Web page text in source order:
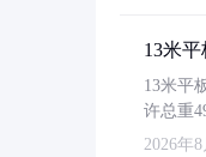
13米
13米平
许总重
2026年8